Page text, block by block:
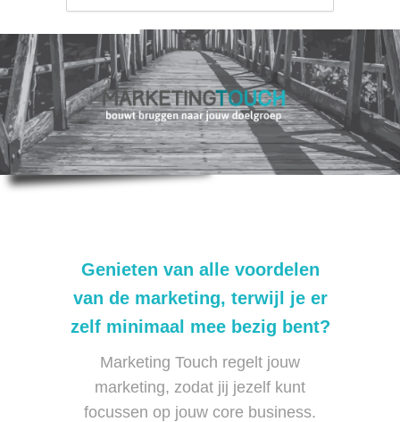
Genieten van alle voordelen
van de marketing, terwijl je er
zelf minimaal mee bezig bent?
Marketing Touch regelt jouw
marketing, zodat jij jezelf kunt
focussen op jouw core business.